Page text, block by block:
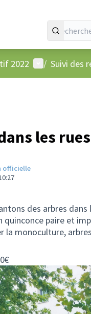
2022 Menu
/ Suivi des
les rues
officielle
des arbres
quinconce paire et
la monoculture,